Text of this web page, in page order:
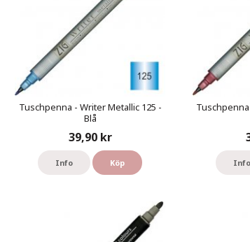
Tuschpenna - Writer Metallic 125 -
Blå
39,90 kr
Info Köp Info